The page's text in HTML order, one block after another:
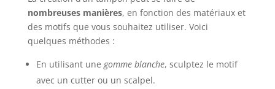
nombreuses manières, en fonction des matériaux et
des motifs que vous souhaitez utiliser. Voici
quelques méthodes :
En utilisant une gomme blanche, sculptez le motif
avec un cutter ou un scalpel.